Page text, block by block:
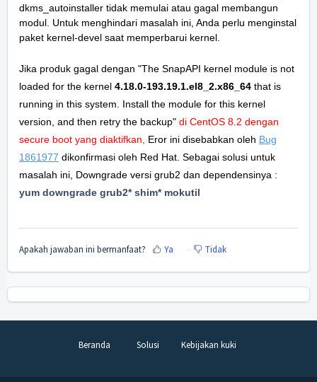
dkms_autoinstaller tidak memulai atau gagal membangun
modul. Untuk menghindari masalah ini, Anda perlu menginstal
paket kernel-devel saat memperbarui kernel.
Jika produk gagal dengan "The SnapAPI kernel module is not
loaded for the kernel 4.18.0-193.19.1.el8_2.x86_64 that is
running in this system. Install the module for this kernel
version, and then retry the backup" di CentOS 8.2 dengan
secure boot yang diaktifkan
Eror ini disebabkan oleh Bug
1861977 dikonfirmasi oleh Red Hat. Sebagai solusi untuk
masalah ini, Downgrade versi grub2 dan dependensinya :
yum downgrade grub2* shim* mokutil
Apakah jawaban ini bermanfaat? Ya Tidak
Beranda Solusi Kebijakan kuki